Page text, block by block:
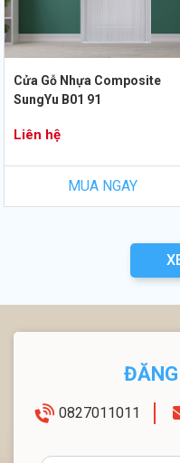
Cửa Gỗ Nhựa Composite
SungYu B01 91
Liên hệ
MUA NGAY
0827011011